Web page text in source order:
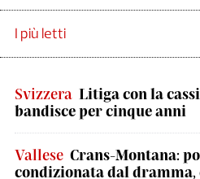
I più letti
Svizzera Litiga con la
bandisce per cinque anni
Vallese Crans-Montana:
condizionata dal